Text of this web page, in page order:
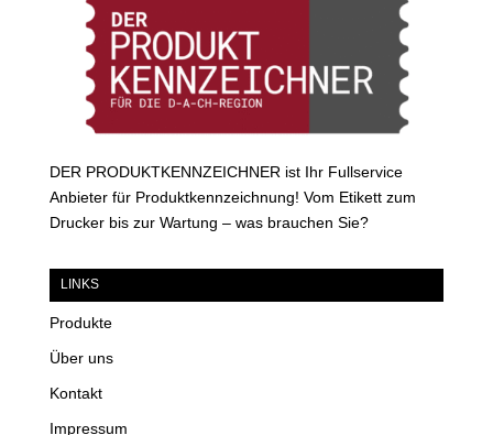
DER PRODUKTKENNZEICHNER ist Ihr Fullservice
Anbieter für Produktkennzeichnung! Vom Etikett zum
Drucker bis zur Wartung – was brauchen Sie?
LINKS
Produkte
Über uns
Kontakt
Impressum